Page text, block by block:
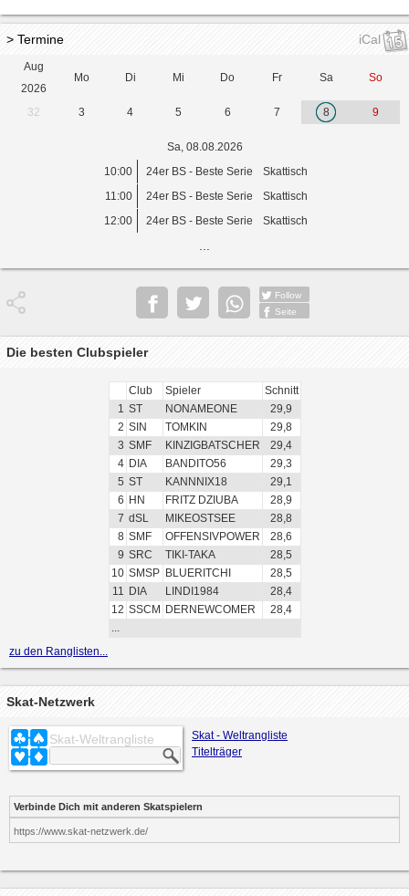
> Termine iCal
Aug
2026
Mo Di Mi Do Fr Sa So
32 3 4 5 6 7 8 9
Sa, 08.08.2026
10:00
24er BS - Beste Serie
Skattisch
11:00
24er BS - Beste Serie
Skattisch
12:00
24er BS - Beste Serie Skattisch
Follow
Seite
Die besten Clubspieler
Club Spieler
Schnitt
1 ST NONAMEONE
29,9
2 SIN TOMKIN
29,8
3 SMF KINZIGBATSCHER
29,4
4 DIA BANDITO56
29,3
5 ST KANNNIX18
29,1
6 HN FRITZ DZIUBA
28,9
7 dSL MIKEOSTSEE
28,8
8 SMF OFFENSIVPOWER
28,6
9 SRC TIKI-TAKA
28,5
10 SMSP BLUERITCHI
28,5
11 DIA LINDI1984
28,4
12 SSCM DERNEWCOMER
28,4
...
zu den Ranglisten...
Skat-Netzwerk
Skat-Weltrangliste
Skat - Weltrangliste
Titelträger
Verbinde Dich mit anderen Skatspielern
https://www.skat-netzwerk.de/